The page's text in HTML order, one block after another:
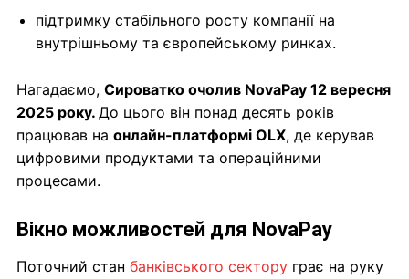
підтримку стабільного росту компанії на
внутрішньому та європейському ринках.
Нагадаємо, Сироватко очолив NovaPay 12 вересня
2025 року. До цього він понад десять років
працював на онлайн-платформі OLX, де керував
цифровими продуктами та операційними
процесами.
Вікно можливостей для NovaPay
Поточний стан банківського сектору грає на руку